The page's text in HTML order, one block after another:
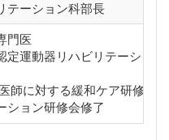
ーション科部長
門医
定運動器リハビリテーション
師に対する緩和ケア研修会
ション研修会修了